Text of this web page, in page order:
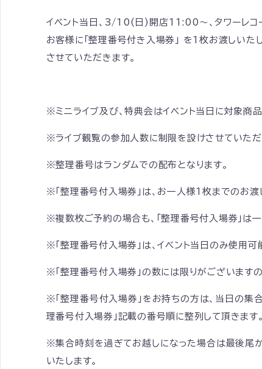
イベント当日、3/10(日)開店11:00～、タワーレコ
お客様に「整理番号付き入場券」 を1枚お渡しいた
させていただきます。
※ミニライブ及び、特典会はイベント当日に対象商
※ライブ観覧の参加人数に制限を設けさせていただ
※整理番号はランダムでの配布となります。
※「整理番号付入場券」は、お一人様1枚までのお渡
※複数枚ご予約の場合も、「整理番号付入場券」は
※「整理番号付入場券」は、イベント当日のみ使用可
※「整理番号付入場券」の数には限りがございます
※「整理番号付入場券」をお持ちの方は、当日の
理番号付入場券」記載の番号順に整列して頂きます。
※集合時刻を過ぎてお越しになった場合は最後尾
いたします。